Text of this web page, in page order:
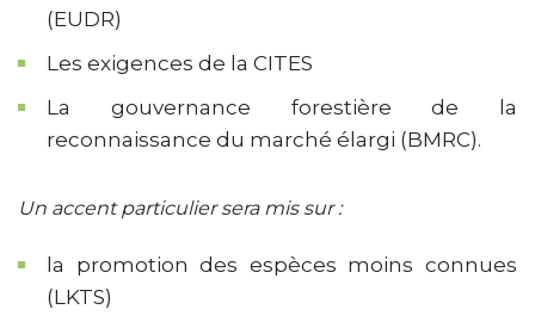
(EUDR)
Les exigences de la CITES
La gouvernance forestière de la
reconnaissance du marché élargi (BMRC).
Un accent particulier sera mis sur :
la promotion des espèces moins connues
(LKTS)